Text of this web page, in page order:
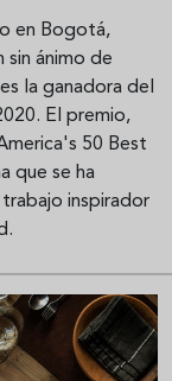
en Bogotá,
sin ánimo de
la ganadora del
El premio,
50 Best
que se ha
inspirador